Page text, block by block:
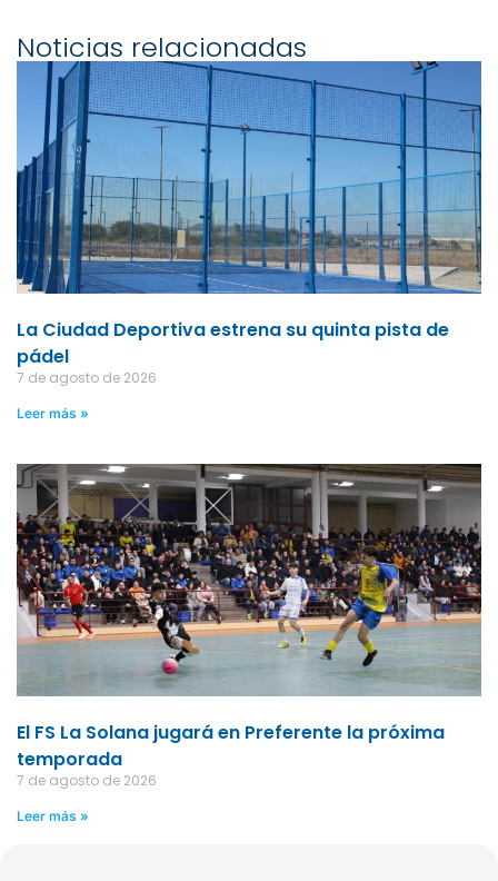
Noticias relacionadas
La Ciudad Deportiva estrena su quinta pista de
pádel
7 de agosto de 2026
Leer más »
El FS La Solana jugará en Preferente la próxima
temporada
7 de agosto de 2026
Leer más »